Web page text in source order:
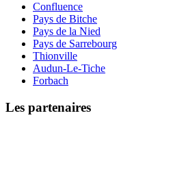
Confluence
Pays de Bitche
Pays de la Nied
Pays de Sarrebourg
Thionville
Audun-Le-Tiche
Forbach
Les partenaires